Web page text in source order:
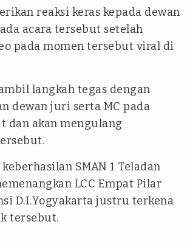
reaksi keras kepada dewan
acara tersebut setelah
pada momen tersebut viral di
langkah tegas dengan
dewan juri serta MC pada
dan akan mengulang
SMAN 1 Teladan
LCC Empat Pilar
D.I.Yogyakarta justru terkena
tersebut.